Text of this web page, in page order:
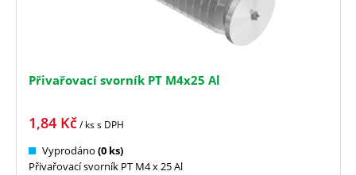
Přivařovací svorník PT M4x25 Al
1,84 Kč/ kss DPH
Vyprodáno (0 ks)
Přivařovací svorník PT M4 x 25 Al